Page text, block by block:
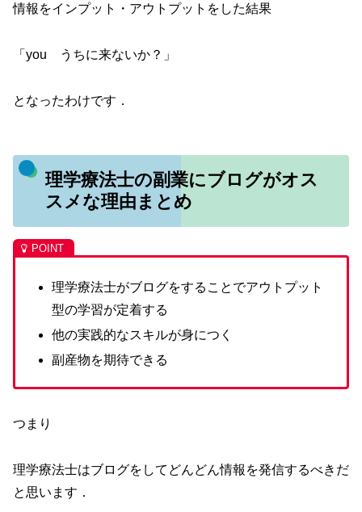
情報をインプット・アウトプットをした結果
「you うちに来ないか？」
となったわけです．
理学療法士の副業にブログがオス
スメな理由まとめ
理学療法士がブログをすることでアウトプット
型の学習が定着する
他の実践的なスキルが身につく
副産物を期待できる
つまり
理学療法士はブログをしてどんどん情報を発信するべきだ
と思います．